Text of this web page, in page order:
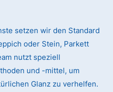
setzen wir den Standard
oder Stein, Parkett
nutzt speziell
und -mittel, um
Glanz zu verhelfen.